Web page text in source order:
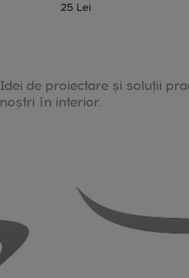
25 Lei
Idei de proiectare și soluții
noștri în interior.